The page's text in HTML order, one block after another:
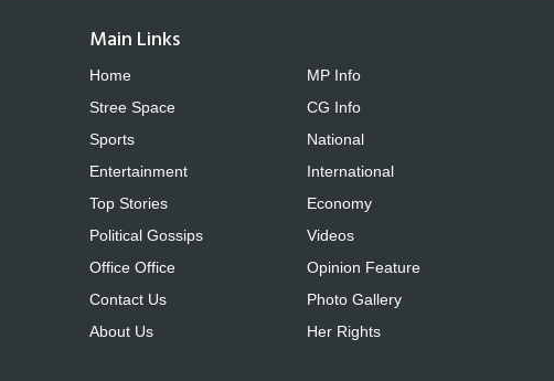
Main Links
Home
Stree Space
Sports
Entertainment
Top Stories
Political Gossips
Office Office
Contact Us
About Us
MP Info
CG Info
National
International
Economy
Videos
Opinion Feature
Photo Gallery
Her Rights